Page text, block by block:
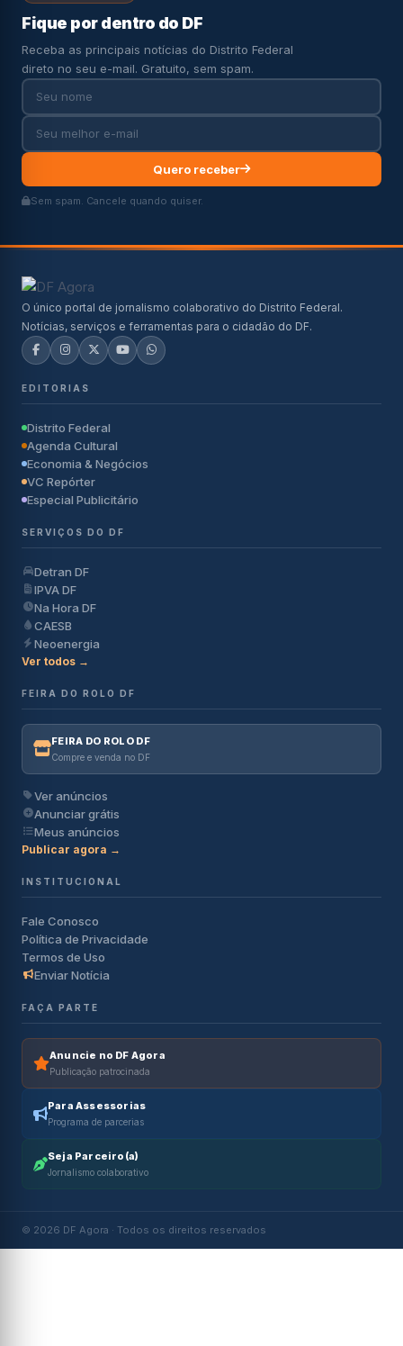
Fique por dentro do DF
Receba as principais notícias do Distrito Federal
direto no seu e-mail. Gratuito, sem spam.
Quero receber
Sem spam. Cancele quando quiser.
O único portal de jornalismo colaborativo do Distrito Federal.
Notícias, serviços e ferramentas para o cidadão do DF.
EDITORIAS
Distrito Federal
Agenda Cultural
Economia & Negócios
VC Repórter
Especial Publicitário
SERVIÇOS DO DF
Detran DF
IPVA DF
Na Hora DF
CAESB
Neoenergia
Ver todos →
FEIRA DO ROLO DF
FEIRA DO ROLO DF
Compre e venda no DF
Ver anúncios
Anunciar grátis
Meus anúncios
Publicar agora →
INSTITUCIONAL
Fale Conosco
Política de Privacidade
Termos de Uso
Enviar Notícia
FAÇA PARTE
Anuncie no DF Agora
Publicação patrocinada
Para Assessorias
Programa de parcerias
Seja Parceiro(a)
Jornalismo colaborativo
© 2026 DF Agora · Todos os direitos reservados